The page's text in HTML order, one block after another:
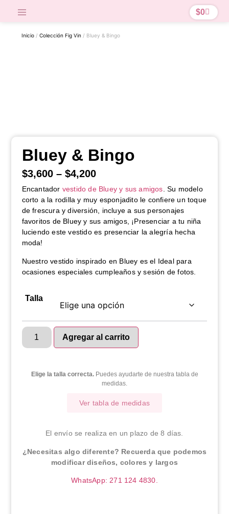
$0
Inicio /Colección Fig Vin / Bluey & Bingo
Bluey & Bingo
$3,600 – $4,200
Encantador vestido de Bluey y sus amigos. Su modelo
corto a la rodilla y muy esponjadito le confiere un toque
de frescura y diversión, incluye a sus personajes
favoritos de Bluey y sus amigos, ¡Presenciar a tu niña
luciendo este vestido es presenciar la alegría hecha
moda!
Nuestro vestido inspirado en Bluey es el Ideal para
ocasiones especiales cumpleaños y sesión de fotos.
Talla
Agregar al carrito
Elige la talla correcta.Puedes ayudarte de nuestra tabla de
medidas.
Ver tabla de medidas
El envío se realiza en un plazo de 8 días.
¿Necesitas algo diferente? Recuerda que podemos
modificar diseños, colores y largos
WhatsApp: 271 124 4830.